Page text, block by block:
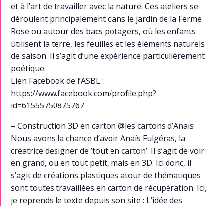
et à l’art de travailler avec la nature. Ces ateliers se
déroulent principalement dans le jardin de la Ferme
Rose ou autour des bacs potagers, où les enfants
utilisent la terre, les feuilles et les éléments naturels
de saison. Il s’agit d’une expérience particulièrement
poétique.
Lien Facebook de l’ASBL :
https://www.facebook.com/profile.php?
id=61555750875767
– Construction 3D en carton @les cartons d’Anaïs
Nous avons la chance d’avoir Anaïs Fulgéras, la
créatrice designer de ’tout en carton’. Il s’agit de voir
en grand, ou en tout petit, mais en 3D. Ici donc, il
s’agit de créations plastiques atour de thématiques
sont toutes travaillées en carton de récupération. Ici,
je reprends le texte depuis son site : L’idée des